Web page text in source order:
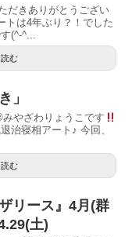
だきありがとうござい
トは4年ぶり？！でした
(^-^...
む
」
やざわりょうこです
治寝相アート♪ 今回、
む
リース』4月(群
土)